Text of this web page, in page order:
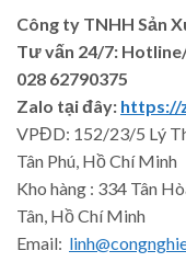
Công ty TNHH Sản
Tư vấn 24/7: Hotline
028 62790375
Zalo tại đây: https://
VPĐD: 152/23/5 Lý
Tân Phú, Hồ Chí Minh
Kho hàng : 334 Tân
Tân, Hồ Chí Minh
Email: